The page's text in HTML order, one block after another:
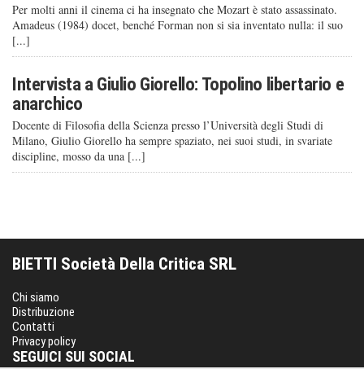
Per molti anni il cinema ci ha insegnato che Mozart è stato assassinato.
Amadeus (1984) docet, benché Forman non si sia inventato nulla: il suo
[...]
Intervista a Giulio Giorello: Topolino libertario e
anarchico
Docente di Filosofia della Scienza presso l’Università degli Studi di
Milano, Giulio Giorello ha sempre spaziato, nei suoi studi, in svariate
discipline, mosso da una [...]
BIETTI Società Della Critica SRL
Chi siamo
Distribuzione
Contatti
Privacy policy
SEGUICI SUI SOCIAL